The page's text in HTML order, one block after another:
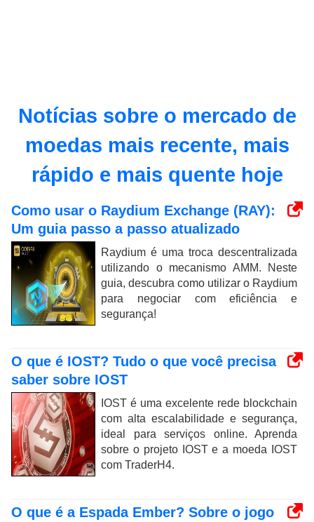
Notícias sobre o mercado de
moedas mais recente, mais
rápido e mais quente hoje
Como usar o Raydium Exchange (RAY):
Um guia passo a passo atualizado
Raydium é uma troca descentralizada
utilizando o mecanismo AMM. Neste
guia, descubra como utilizar o Raydium
para negociar com eficiência e
segurança!
O que é IOST? Tudo o que você precisa
saber sobre IOST
IOST é uma excelente rede blockchain
com alta escalabilidade e segurança,
ideal para serviços online. Aprenda
sobre o projeto IOST e a moeda IOST
com TraderH4.
O que é a Espada Ember? Sobre o jogo